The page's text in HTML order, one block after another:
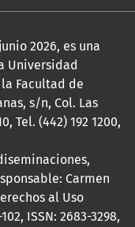
2026, es una
Universidad
Facultad de
s/n, Col. Las
Tel. (442) 192 1200,
Carmen
al Uso
ISSN: 2683-3298,